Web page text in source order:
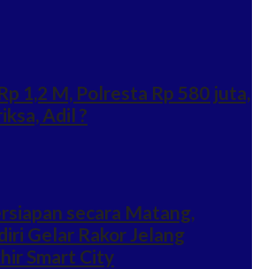
1,2 M, Polresta Rp 580 juta,
Adil ?
secara Matang,
Gelar Rakor Jelang
Smart City